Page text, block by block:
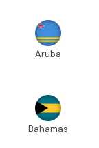
Aruba
Bahamas